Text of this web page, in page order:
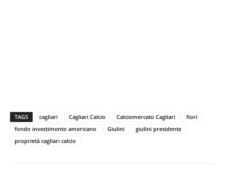
TAGS cagliari Cagliari Calcio Calciomercato Cagliari
fiori
fondo investimento americano
Giulini
giulini presidente
proprietà cagliari calcio